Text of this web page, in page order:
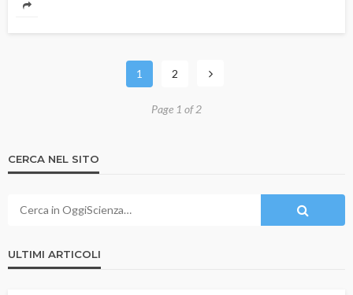
1 2
Page 1 of 2
CERCA NEL SITO
ULTIMI ARTICOLI